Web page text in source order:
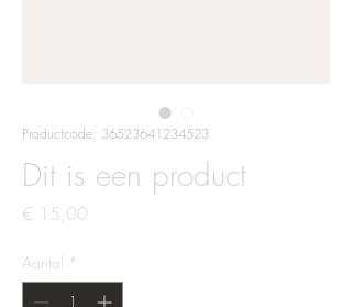
Productcode: 36523641234523
Dit is een product
€ 15,00
Aantal *